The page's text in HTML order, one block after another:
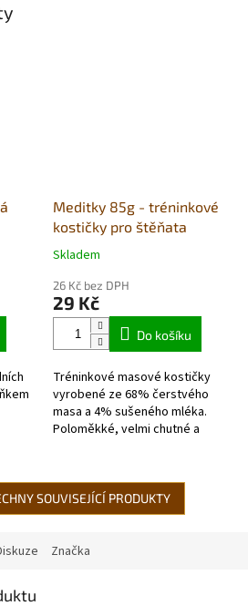
Meditky 85g - tréninkové
kostičky pro štěňata
Průměrné
produktu
je
hvězdiček.
Skladem
26 Kč bez DPH
29 Kč
Do košíku
Tréninkové masové kostičky
vyrobené ze 68% čerstvého
masa a 4% sušeného mléka.
Poloměkké, velmi chutné a
SOUVISEJÍCÍ PRODUKTY
Značka